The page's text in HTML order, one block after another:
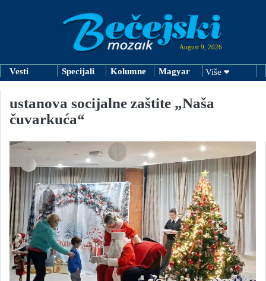
August 9, 2026
Vesti Specijali Kolumne Magyar Više
ustanova socijalne zaštite „Naša
čuvarkuća“